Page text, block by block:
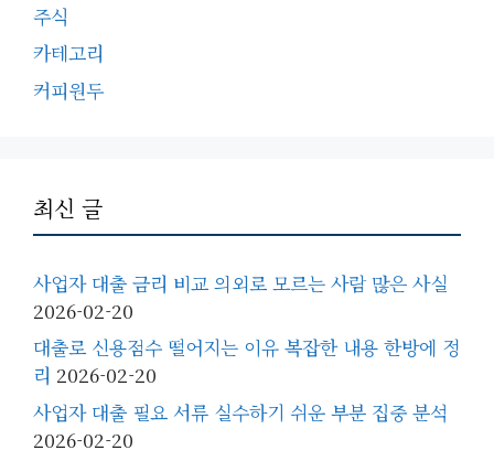
주식
카테고리
커피원두
최신 글
사업자 대출 금리 비교 의외로 모르는 사람 많은 사실
2026-02-20
대출로 신용점수 떨어지는 이유 복잡한 내용 한방에 정
리 2026-02-20
사업자 대출 필요 서류 실수하기 쉬운 부분 집중 분석
2026-02-20